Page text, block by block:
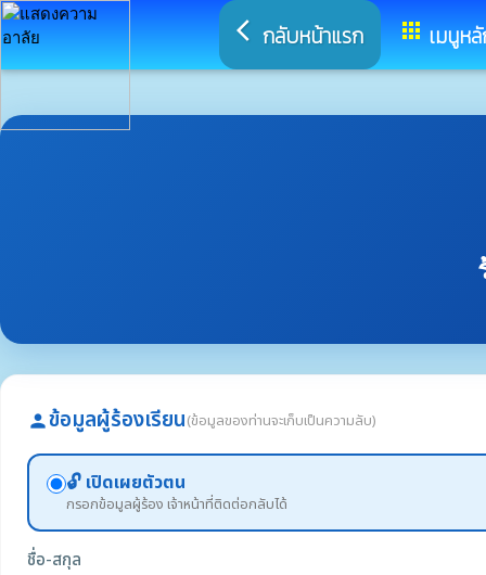
arrow_back_ios กลับหน้าแรก appsเมนูห
personข้อมูลผู้ร้องเรียน(ข้อมูลของท่านจะเก็บเป็นความลับ)
🔓 เปิดเผยตัวตน
กรอกข้อมูลผู้ร้อง เจ้าหน้าที่ติดต่อกลับได้
ชื่อ-สกุล